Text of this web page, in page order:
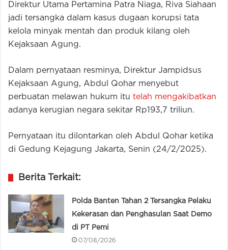
Direktur Utama Pertamina Patra Niaga, Riva Siahaan
jadi tersangka dalam kasus dugaan korupsi tata
kelola minyak mentah dan produk kilang oleh
Kejaksaan Agung.
Dalam pernyataan resminya, Direktur Jampidsus
Kejaksaan Agung, Abdul Qohar menyebut
perbuatan melawan hukum itu telah mengakibatkan
adanya kerugian negara sekitar Rp193,7 triliun.
Pernyataan itu dilontarkan oleh Abdul Qohar ketika
di Gedung Kejagung Jakarta, Senin (24/2/2025).
Berita Terkait:
Polda Banten Tahan 2 Tersangka Pelaku
Kekerasan dan Penghasulan Saat Demo
di PT Pemi
07/08/2026